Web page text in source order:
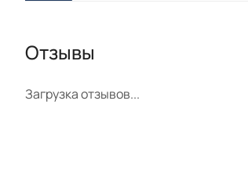
Отзывы
Загрузка отзывов...